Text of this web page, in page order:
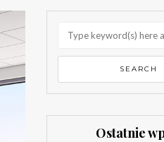
Ostatnie